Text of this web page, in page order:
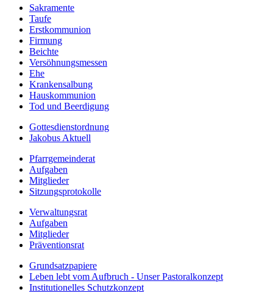
Sakramente
Taufe
Erstkommunion
Firmung
Beichte
Versöhnungsmessen
Ehe
Krankensalbung
Hauskommunion
Tod und Beerdigung
Gottesdienstordnung
Jakobus Aktuell
Pfarrgemeinderat
Aufgaben
Mitglieder
Sitzungsprotokolle
Verwaltungsrat
Aufgaben
Mitglieder
Präventionsrat
Grundsatzpapiere
Leben lebt vom Aufbruch - Unser Pastoralkonzept
Institutionelles Schutzkonzept